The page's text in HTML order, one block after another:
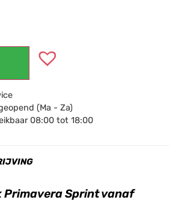
(Ma - Za)
08:00 tot 18:00
Primavera Sprint vanaf